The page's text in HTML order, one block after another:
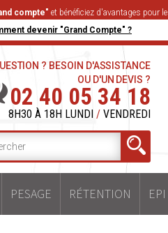
compte" et bénéficiez d'avantages pour
devenir "Grand Compte" ?
? BESOIN D'ASSISTANCE
OU D'UN DEVIS ?
02 40 05 34 18
8H30 À 18H LUNDI / VENDREDI
PESAGE RÉTENTION EPI